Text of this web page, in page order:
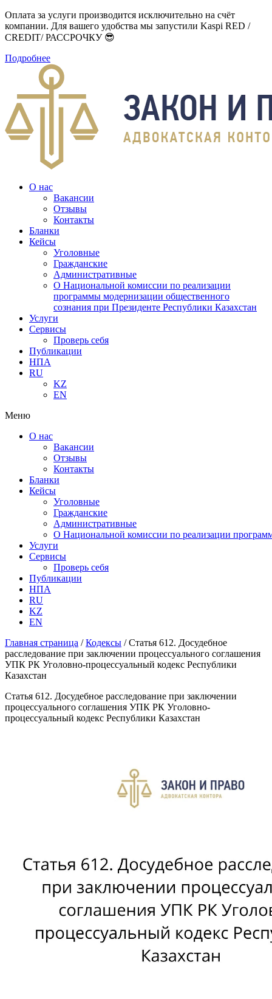
Оплата за услуги производится исключительно на счёт
компании. Для вашего удобства мы запустили Kaspi RED /
CREDIT/ РАССРОЧКУ 😎
Подробнее
О нас
Вакансии
Отзывы
Контакты
Бланки
Кейсы
Уголовные
Гражданские
Административные
О Национальной комиссии по реализации
программы модернизации общественного
сознания при Президенте Республики Казахстан
Услуги
Сервисы
Проверь себя
Публикации
НПА
RU
KZ
EN
Меню
О нас
Вакансии
Отзывы
Контакты
Бланки
Кейсы
Уголовные
Гражданские
Административные
О Национальной комиссии по реализации
Услуги
Сервисы
Проверь себя
Публикации
НПА
RU
KZ
EN
Главная страница /Кодексы /Статья 612. Досудебное
расследование при заключении процессуального соглашения
УПК РК Уголовно-процессуальный кодекс Республики
Казахстан
Статья 612. Досудебное расследование при заключении
процессуального соглашения УПК РК Уголовно-
процессуальный кодекс Республики Казахстан